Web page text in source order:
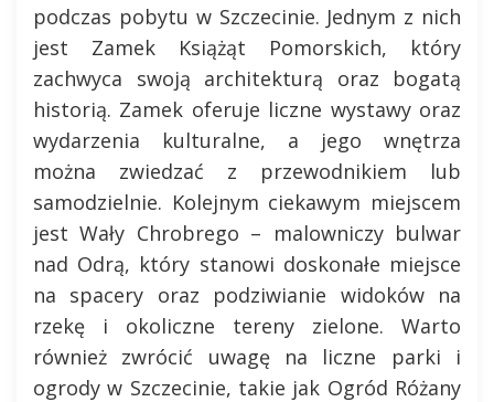
podczas pobytu w Szczecinie. Jednym z nich
jest Zamek Książąt Pomorskich, który
zachwyca swoją architekturą oraz bogatą
historią. Zamek oferuje liczne wystawy oraz
wydarzenia kulturalne, a jego wnętrza
można zwiedzać z przewodnikiem lub
samodzielnie. Kolejnym ciekawym miejscem
jest Wały Chrobrego – malowniczy bulwar
nad Odrą, który stanowi doskonałe miejsce
na spacery oraz podziwianie widoków na
rzekę i okoliczne tereny zielone. Warto
również zwrócić uwagę na liczne parki i
ogrody w Szczecinie, takie jak Ogród Różany